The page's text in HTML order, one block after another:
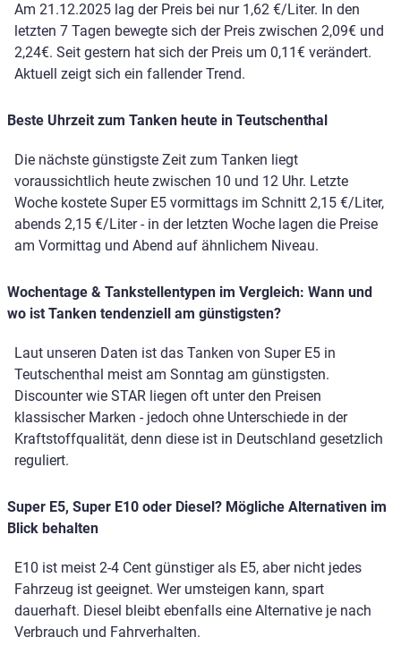
Am 21.12.2025 lag der Preis bei nur 1,62 €/Liter. In den
letzten 7 Tagen bewegte sich der Preis zwischen 2,09€ und
2,24€. Seit gestern hat sich der Preis um 0,11€ verändert.
Aktuell zeigt sich ein fallender Trend.
Beste Uhrzeit zum Tanken heute in Teutschenthal
Die nächste günstigste Zeit zum Tanken liegt
voraussichtlich heute zwischen 10 und 12 Uhr. Letzte
Woche kostete Super E5 vormittags im Schnitt 2,15 €/Liter,
abends 2,15 €/Liter - in der letzten Woche lagen die Preise
am Vormittag und Abend auf ähnlichem Niveau.
Wochentage & Tankstellentypen im Vergleich: Wann und
wo ist Tanken tendenziell am günstigsten?
Laut unseren Daten ist das Tanken von Super E5 in
Teutschenthal meist am Sonntag am günstigsten.
Discounter wie STAR liegen oft unter den Preisen
klassischer Marken - jedoch ohne Unterschiede in der
Kraftstoffqualität, denn diese ist in Deutschland gesetzlich
reguliert.
Super E5, Super E10 oder Diesel? Mögliche Alternativen im
Blick behalten
E10 ist meist 2-4 Cent günstiger als E5, aber nicht jedes
Fahrzeug ist geeignet. Wer umsteigen kann, spart
dauerhaft. Diesel bleibt ebenfalls eine Alternative je nach
Verbrauch und Fahrverhalten.